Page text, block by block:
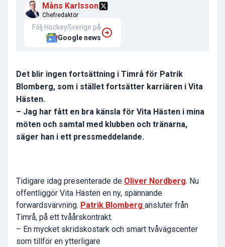
Måns Karlsson
Chefredaktör
Följ HockeySverige på
Google news
Det blir ingen fortsättning i Timrå för Patrik
Blomberg, som i stället fortsätter karriären i Vita
Hästen.
– Jag har fått en bra känsla för Vita Hästen i mina
möten och samtal med klubben och tränarna,
säger han i ett pressmeddelande.
Tidigare idag presenterade de Oliver Nordberg. Nu
offentliggör Vita Hästen en ny, spännande
forwardsvärvning. Patrik Blomberg ansluter från
Timrå, på ett tvåårskontrakt.
– En mycket skridskostark och smart tvåvägscenter
som tillför en ytterligare